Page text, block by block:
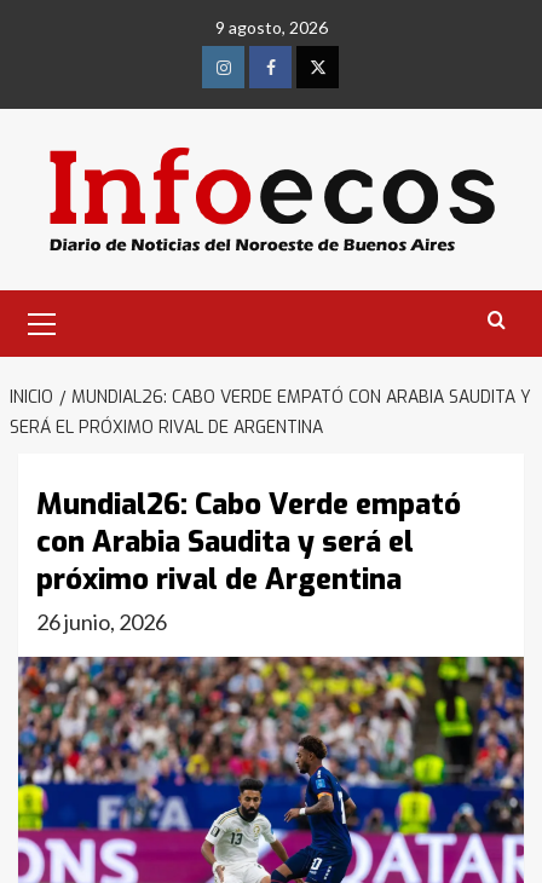
9 agosto, 2026
InstagramFacebookTwitter
primario
INICIO
MUNDIAL26: CABO VERDE EMPATÓ CON ARABIA SAUDITA Y
SERÁ EL PRÓXIMO RIVAL DE ARGENTINA
Mundial26: Cabo Verde empató
con Arabia Saudita y será el
próximo rival de Argentina
26 junio, 2026